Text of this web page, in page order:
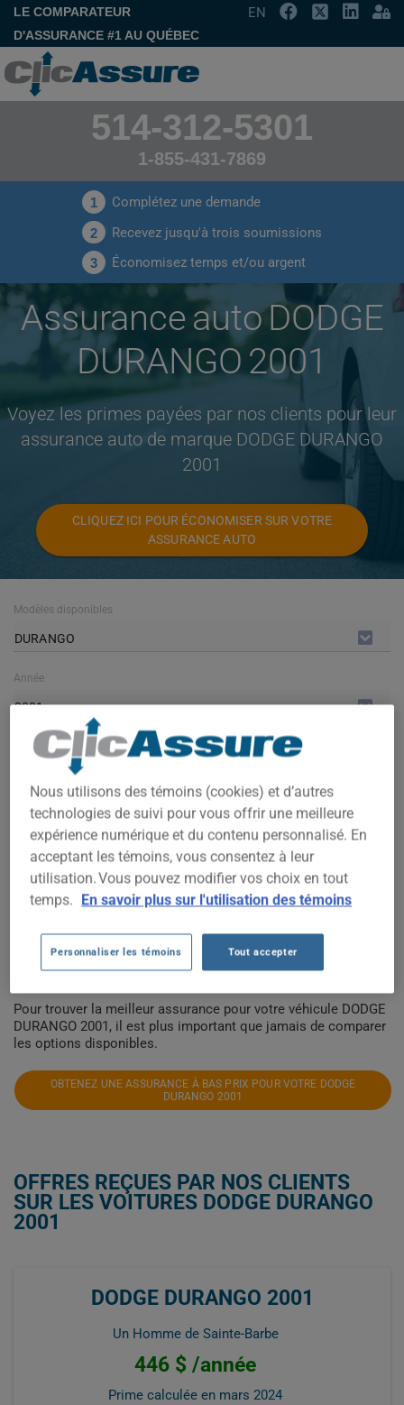
LE COMPARATEUR
D'ASSURANCE #1 AU QUÉBEC
EN
514-312-5301
1-855-431-7869
1 Complétez une demande
2 Recevez jusqu'à trois soumissions
3 Économisez temps et/ou argent
Assurance auto DODGE
DURANGO 2001
Voyez les primes payées par nos clients pour leur
assurance auto de marque DODGE DURANGO
2001
CLIQUEZ ICI POUR ÉCONOMISER SUR VOTRE
ASSURANCE AUTO
Modèles disponibles
DURANGO
Année
2001
Villes
TOUTES LES VILLES
COÛTS D'ASSURANCE AUTO
DODGE DURANGO 2001.
d'assurance auto pour ce véhicule.
Essayez un autre modèle ou une autre année, ou
Pour trouver la meilleur assurance pour votre véhicule DODGE
DURANGO 2001, il est plus important que jamais de comparer
les options disponibles.
OBTENEZ UNE ASSURANCE À BAS PRIX POUR VOTRE DODGE
DURANGO 2001
OFFRES REÇUES PAR NOS CLIENTS
SUR LES VOITURES DODGE DURANGO
2001
DODGE DURANGO 2001
Un Homme de Sainte-Barbe
446 $ /année
Prime calculée en mars 2024
Nous utilisons des témoins (cookies) et d’autres
technologies de suivi pour vous offrir une meilleure
expérience numérique et du contenu personnalisé. En
acceptant les témoins, vous consentez à leur
utilisation. Vous pouvez modifier vos choix en tout
temps. En savoir plus sur l'utilisation des témoins
Personnaliser les témoins Tout accepter